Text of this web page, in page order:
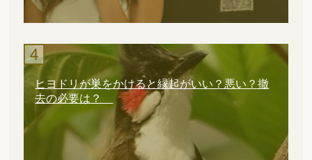
ヒヨドリが巣をかけると縁起がいい？悪い？撤
去の必要は？